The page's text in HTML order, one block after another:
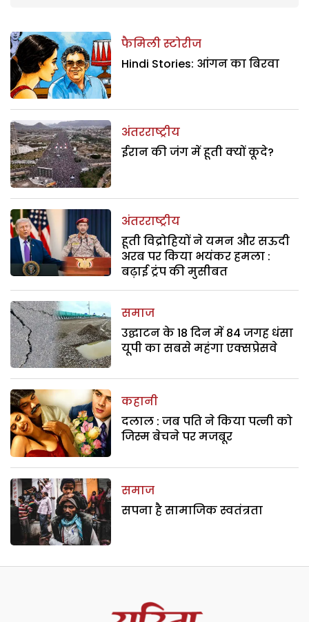
फैमिली स्टोरीज
Hindi Stories: आंगन का बिरवा
अंतरराष्ट्रीय
ईरान की जंग में हूती क्यों कूदे?
अंतरराष्ट्रीय
हूती विद्रोहियों ने यमन और सऊदी
अरब पर किया भयंकर हमला :
बढ़ाई ट्रंप की मुसीबत
समाज
उद्घाटन के 18 दिन में 84 जगह धंसा
यूपी का सबसे महंगा एक्सप्रेसवे
कहानी
दलाल : जब पति ने किया पत्नी को
जिस्म बेचने पर मजबूर
समाज
सपना है सामाजिक स्वतंत्रता